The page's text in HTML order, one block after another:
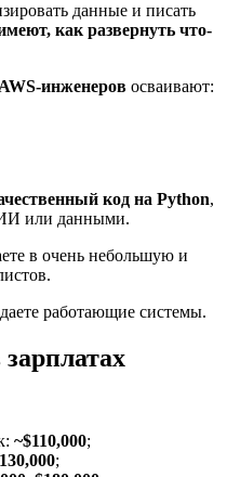
данные и писать
как развернуть что-
AWS-инженеров осваивают:
код на Python,
ИИ или данными.
в очень небольшую и
работающие системы.
~$110,000;
;